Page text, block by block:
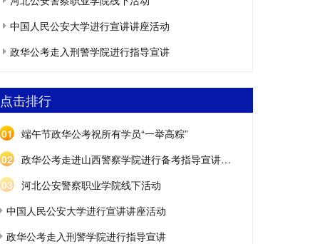
中国人民公安大学进行宣讲讲座活动
政华公考走入刑警学院进行指导宣讲
点击排行
01
端午节政华公考祝所有学员“一举高粽”
02
政华公考走进山西警察学院进行备考指导宣讲讲座
03
河北公安警察职业学院线下活动
中国人民公安大学进行宣讲讲座活动
政华公考走入刑警学院进行指导宣讲